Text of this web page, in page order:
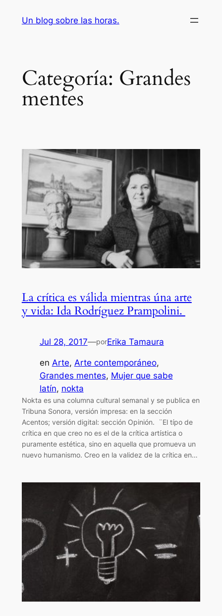
Un blog sobre las horas.
Categoría: Grandes
mentes
La crítica es válida mientras úna arte
y vida: Ida Rodríguez Prampolini.
Jul 28, 2017—porErika Tamaura
en Arte, Arte contemporáneo
Grandes mentes, Mujer que sabe
latín, nokta
Nokta es una columna cultural semanal y se publica en
Tribuna Sonora, versión impresa: en la sección
Acentos; versión digital: sección Opinión. ¨El típo de
crítica en que creo no es el de la crítica artística o
puramente estética, sino en aquella que promueva un
nuevo humanismo. Creo en la validez de la crítica en…